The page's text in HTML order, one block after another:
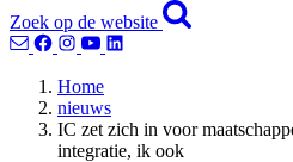
Zoek op de website
Home
nieuws
IC zet zich in voor
integratie, ik ook